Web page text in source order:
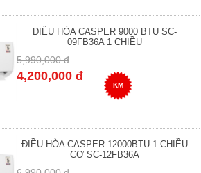
ĐIỀU HÒA CASPER 9000 BTU SC-
09FB36A 1 CHIỀU
5,990,000 đ
4,200,000 đ
KM
ĐIỀU HÒA CASPER 12000BTU 1 CHIỀU
CƠ SC-12FB36A